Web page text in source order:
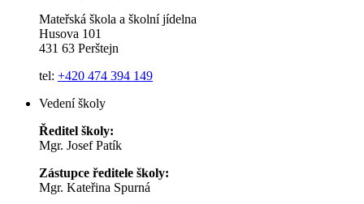
Mateřská škola a školní jídelna
Husova 101
431 63 Perštejn
tel: +420 474 394 149
Vedení školy
Ředitel školy:
Mgr. Josef Patík
Zástupce ředitele školy:
Mgr. Kateřina Spurná